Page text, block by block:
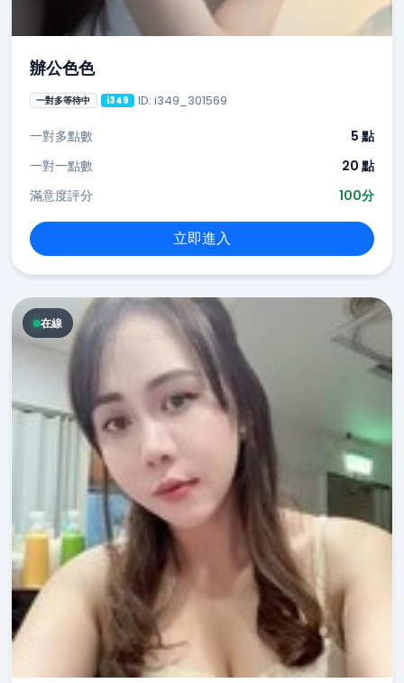
辦公色色
一對多等待中 i349 ID: i349_301569
一對多點數
5 點
一對一點數
20 點
滿意度評分
100分
立即進入
在線